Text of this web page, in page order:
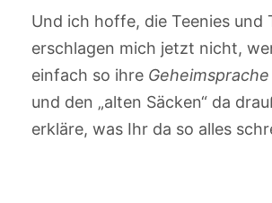
Und ich hoffe, die Teenies und
erschlagen mich jetzt nicht,
einfach so ihre Geheimsprache
und den „alten Säcken“ da
erkläre, was Ihr da so alles